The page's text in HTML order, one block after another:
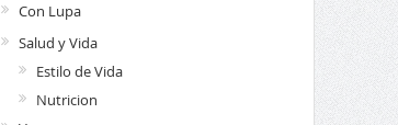
Con Lupa
Salud y Vida
Estilo de Vida
Nutricion